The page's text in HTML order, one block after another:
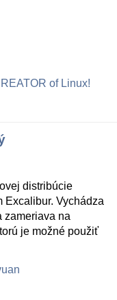
of Linux!
distribúcie
Excalibur. Vychádza
zameriava na
je možné použiť